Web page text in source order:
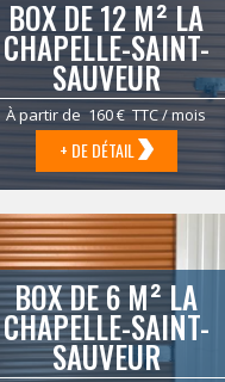
BOX DE 12 M² LA
CHAPELLE-SAINT-
SAUVEUR
À partir de 160 € TTC / mois
+ DE DÉTAIL
BOX DE 6 M² LA
CHAPELLE-SAINT-
SAUVEUR